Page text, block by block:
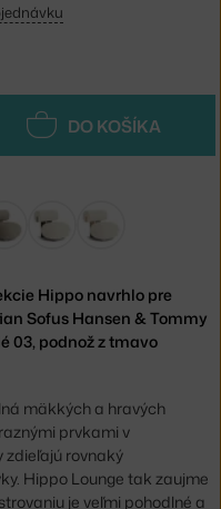
DO KOŠÍKA
Hippo navrhlo pre
Sofus Hansen & Tommy
03, podnož z tmavo
mäkkých a hravých
prvkami v
zdieľajú rovnaký
Hippo Lounge tak zaujme
je veľmi pohodlné a